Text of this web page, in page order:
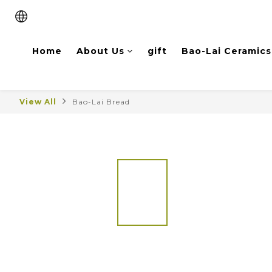
Home About Us gift Bao-Lai Ceramics
View All Bao-Lai Bread